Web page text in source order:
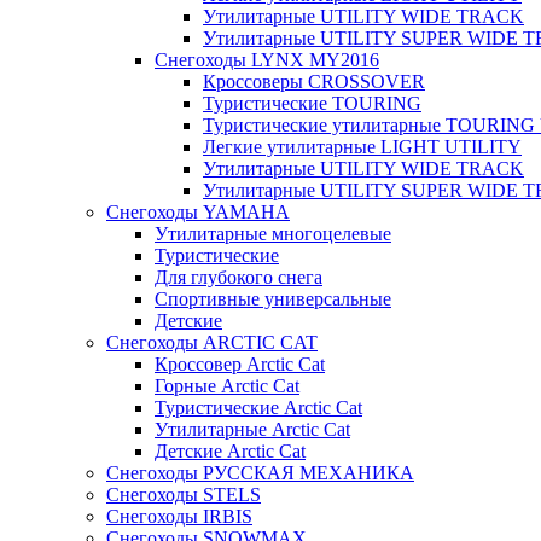
Утилитарные UTILITY WIDE TRACK
Утилитарные UTILITY SUPER WIDE
Снегоходы LYNX MY2016
Кроссоверы CROSSOVER
Туристические TOURING
Туристические утилитарные
Легкие утилитарные LIGHT UTILITY
Утилитарные UTILITY WIDE TRACK
Утилитарные UTILITY SUPER WIDE
Снегоходы YAMAHA
Утилитарные многоцелевые
Туристические
Для глубокого снега
Спортивные универсальные
Детские
Снегоходы ARCTIC CAT
Кроссовер Arctic Cat
Горные Arctic Cat
Туристические Arctic Cat
Утилитарные Arctic Сat
Детские Arctic Cat
Снегоходы РУССКАЯ МЕХАНИКА
Снегоходы STELS
Снегоходы IRBIS